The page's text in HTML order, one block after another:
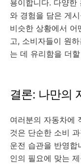
용이합니다. 다양한
와 경험을 담은 게
비슷한 상황에서 어
고, 소비자들이 원
는 데 유리함을 더
결론: 나만의
여러분의 자동차에
것은 단순한 소비
운전 습관을 반영합
인의 필요에 맞는